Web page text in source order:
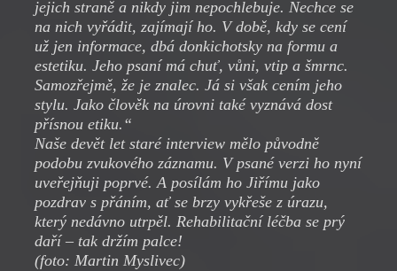
jejich straně a nikdy jim nepochlebuje. Nechce se
na nich vyřádit, zajímají ho. V době, kdy se cení
už jen informace, dbá donkichotsky na formu a
estetiku. Jeho psaní má chuť, vůni, vtip a šmrnc.
Samozřejmě, že je znalec. Já si však cením jeho
stylu. Jako člověk na úrovni také vyznává dost
přísnou etiku.“
Naše devět let staré interview mělo původně
podobu zvukového záznamu. V psané verzi ho nyní
uveřejňuji poprvé. A posílám ho Jiřímu jako
pozdrav s přáním, ať se brzy vykřeše z úrazu,
který nedávno utrpěl. Rehabilitační léčba se prý
daří – tak držím palce!
(foto: Martin Myslivec)